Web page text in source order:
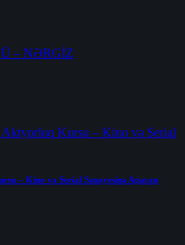
– Kino və Serial Sənayesinə Aparan